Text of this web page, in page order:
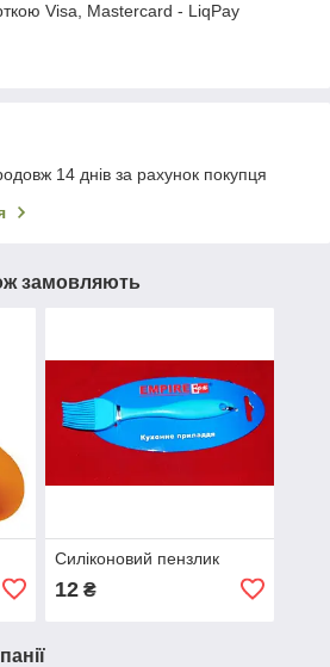
Visa, Mastercard - LiqPay
14 днів за рахунок покупця
замовляють
Силіконовий пензлик
12₴